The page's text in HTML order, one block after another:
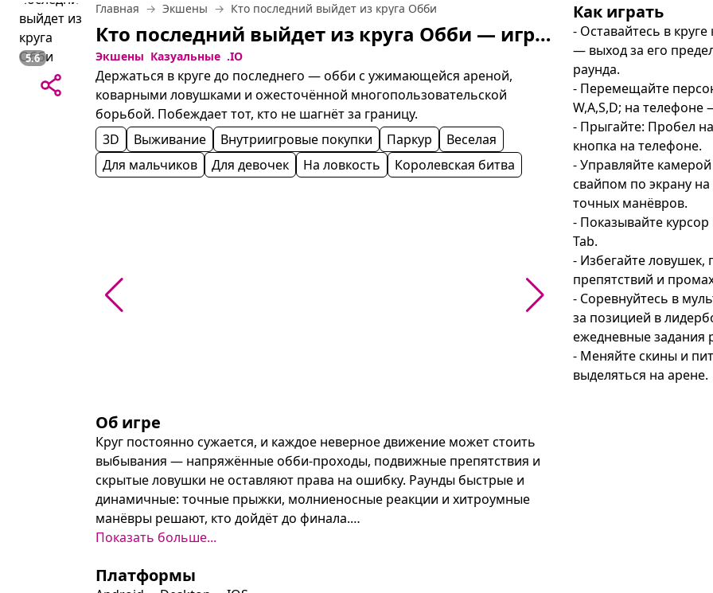
5.6
Главная Экшены Кто последний выйдет из круга Обби
Кто последний выйдет из круга Обби — играть онлайн бесплатно
Экшены Казуальные .IO
Держаться в круге до последнего — обби с ужимающейся ареной,
коварными ловушками и ожесточённой многопользовательской
борьбой. Побеждает тот, кто не шагнёт за границу.
3D
Выживание Внутриигровые покупки Паркур
Веселая
Для мальчиков
Для девочек На ловкость Королевская битва
Как играть
- Оставайтесь в
— выход за его
раунда.
- Перемещайте
W,A,S,D; на
- Прыгайте: Пробел
кнопка на телефоне.
- Управляйте
свайпом по экрану
точных манёвров.
- Показывайте
Tab.
- Избегайте
препятствий и
- Соревнуйтесь в
за позицией в
ежедневные задания
- Меняйте скины и
выделяться на арене.
Об игре
Круг постоянно сужается, и каждое неверное движение может стоить
выбывания — напряжённые обби-проходы, подвижные препятствия и
скрытые ловушки не оставляют права на ошибку. Раунды быстрые и
динамичные: точные прыжки, молниеносные реакции и хитроумные
манёвры решают, кто дойдёт до финала.
арене: короткие матчи, таблица лидеров и ежедневные задания
Показать больше...
Платформы